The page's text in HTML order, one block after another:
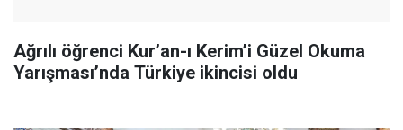
Ağrılı öğrenci Kur’an-ı Kerim’i Güzel Okuma
Yarışması’nda Türkiye ikincisi oldu